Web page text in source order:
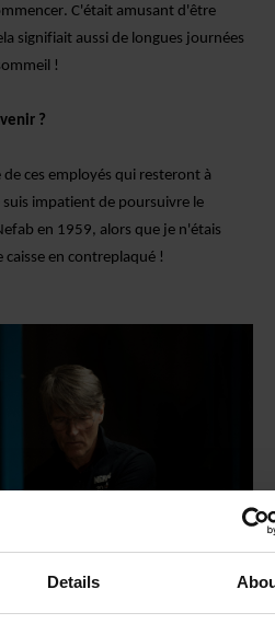
Details
C'était amusant d'être
signifiait aussi de longues journées
!
?
de ces employés qui resteront à
impatient de poursuivre le
en 1959, alors que je n'étais
en contreplaqué !